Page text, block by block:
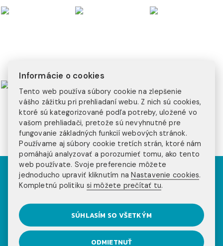
NOVINKY NA NAŠOM
BLOGU
Informácie o cookies
Tento web používa súbory cookie na zlepšenie
vášho zážitku pri prehliadaní webu. Z nich sú cookies,
ktoré sú kategorizované podľa potreby, uložené vo
vašom prehliadači, pretože sú nevyhnutné pre
fungovanie základných funkcií webových stránok.
Používame aj súbory cookie tretích strán, ktoré nám
pomáhajú analyzovať a porozumieť tomu, ako tento
web používate. Svoje preferencie môžete
jednoducho upraviť kliknutím naNastavenie cookies.
Kompletnú politiku si môžete prečítať tu.
SÚHLASÍM SO VŠETKÝM
ODMIETNUŤ